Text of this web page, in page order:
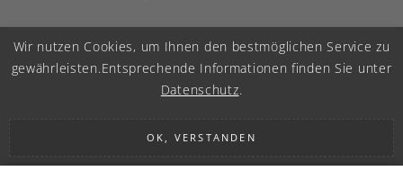
Wir nutzen Cookies, um Ihnen den bestmöglichen Service zu
gewährleisten.Entsprechende Informationen finden Sie unter
Datenschutz.
OK, VERSTANDEN